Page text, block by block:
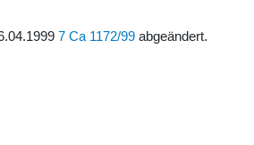
7 Ca 1172/99 abgeändert.